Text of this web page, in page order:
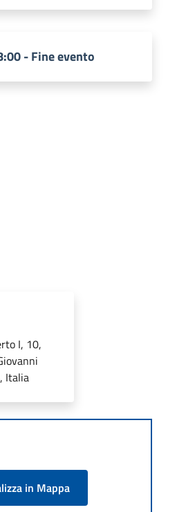
- Fine evento
I, 10,
Italia
in Mappa